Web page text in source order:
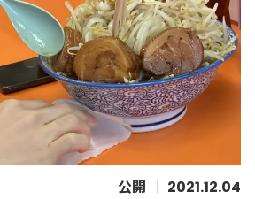
2021.12.04